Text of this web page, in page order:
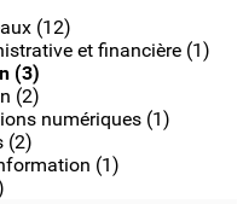
(12)
et financière (1)
(3)
(2)
numériques (1)
(2)
(1)